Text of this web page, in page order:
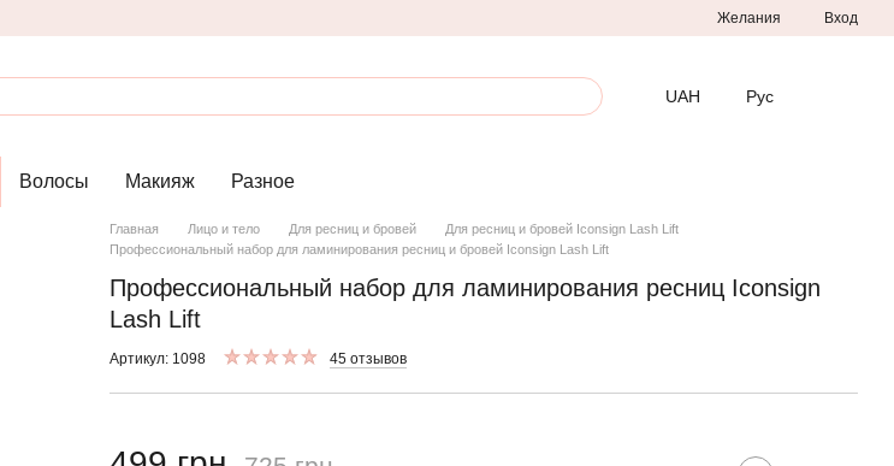
Желания Вход
UAH Рус
Волосы Макияж Разное
Главная Лицо и тело Для ресниц и бровей
Для ресниц и бровей Iconsign Lash Lift
Профессиональный набор для ламинирования ресниц и бровей Iconsign Lash Lift
Профессиональный набор для ламинирования ресниц Iconsign
Lash Lift
Артикул: 1098 45 отзывов